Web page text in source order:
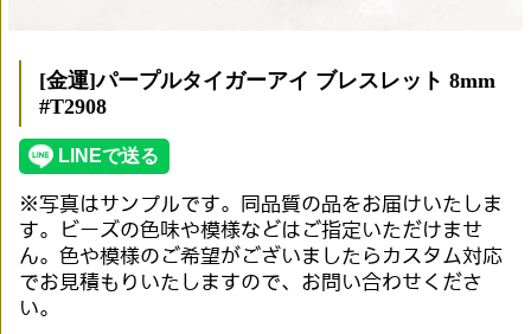
[金運]パープルタイガーアイ ブレスレット 8mm
#T2908
※写真はサンプルです。同品質の品をお届けいたしま
す。ビーズの色味や模様などはご指定いただけませ
ん。色や模様のご希望がございましたらカスタム対応
でお見積もりいたしますので、お問い合わせくださ
い。